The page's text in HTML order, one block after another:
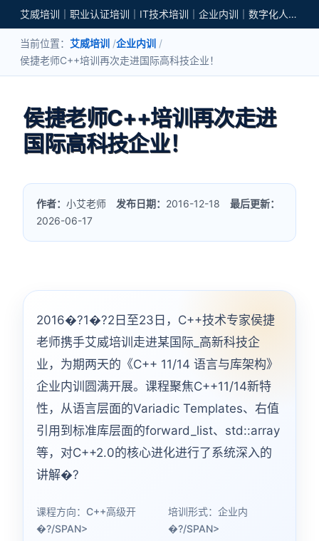
艾威培训｜职业认证培训｜IT技术培训｜企业内训｜数字化人才培养
当前位置： 艾威培训
企业内训
侯捷老师C++培训再次走进国际高科技企业！
侯捷老师C++培训再次走进
国际高科技企业！
作者：小艾老师 发布日期： 2016-12-18最后更新：
2026-06-17
2016�?1�?2日至23日，C++技术专家侯捷
老师携手艾威培训走进某国际_高新科技企
业，为期两天的《C++ 11/14 语言与库架构》
企业内训圆满开展。课程聚焦C++11/14新特
性，从语言层面的Variadic Templates、右值
引用到标准库层面的forward_list、std::array
等，对C++2.0的核心进化进行了系统深入的
讲解�?
课程方向：C++高级开
�?/SPAN>
培训形式：企业内
�?/SPAN>